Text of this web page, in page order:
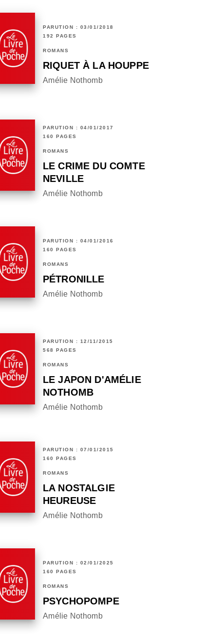
PARUTION : 03/01/2018
192 PAGES
ROMANS
RIQUET À LA HOUPPE
Amélie Nothomb
PARUTION : 04/01/2017
160 PAGES
ROMANS
LE CRIME DU COMTE
NEVILLE
Amélie Nothomb
PARUTION : 04/01/2016
160 PAGES
ROMANS
PÉTRONILLE
Amélie Nothomb
PARUTION : 12/11/2015
568 PAGES
ROMANS
LE JAPON D'AMÉLIE
NOTHOMB
Amélie Nothomb
PARUTION : 07/01/2015
160 PAGES
ROMANS
LA NOSTALGIE
HEUREUSE
Amélie Nothomb
PARUTION : 02/01/2025
160 PAGES
ROMANS
PSYCHOPOMPE
Amélie Nothomb